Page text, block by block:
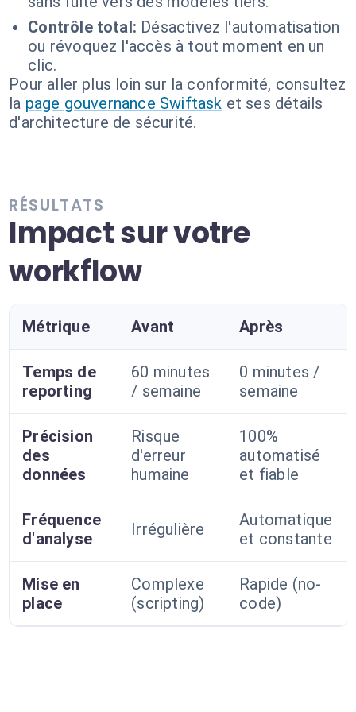
Contrôle total: Désactivez l'automatisation
ou révoquez l'accès à tout moment en un
clic.
Pour aller plus loin sur la conformité, consultez
la page gouvernance Swiftask et ses détails
d'architecture de sécurité.
RÉSULTATS
Impact sur votre
workflow
Métrique Avant Après
Temps de
reporting
60 minutes
/ semaine
0 minutes /
semaine
Précision
des
données
Risque
d'erreur
humaine
100%
automatisé
et fiable
Fréquence
d'analyse
Irrégulière
Automatique
et constante
Mise en
place
Complexe
(scripting)
Rapide (no-
code)